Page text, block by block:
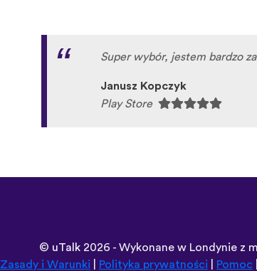
Super wybór, jestem bardzo
Janusz Kopczyk
Play Store
© uTalk2026 - Wykonane w Londynie z
Zasady i Warunki
Polityka prywatności Pomoc